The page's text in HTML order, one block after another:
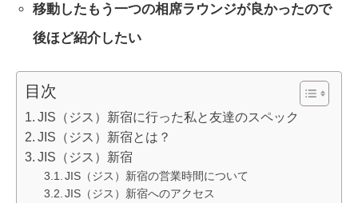
移動したもう一つの相席ラウンジが良かったので
後ほど紹介したい
目次
JIS（ジス）新宿に行った私と友達のスペック
JIS（ジス）新宿とは？
JIS（ジス）新宿
JIS（ジス）新宿の営業時間について
JIS（ジス）新宿へのアクセス